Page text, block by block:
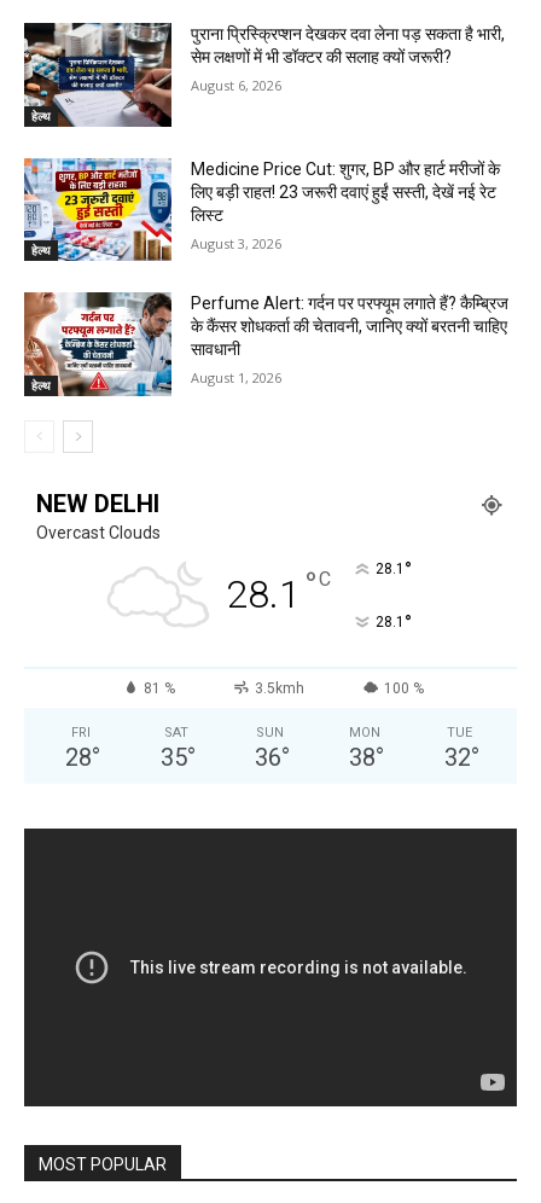
हेल्थ
पुराना प्रिस्क्रिप्शन देखकर दवा लेना पड़ सकता है भारी,
सेम लक्षणों में भी डॉक्टर की सलाह क्यों जरूरी?
August 6, 2026
हेल्थ
Medicine Price Cut: शुगर, BP और हार्ट मरीजों के
लिए बड़ी राहत! 23 जरूरी दवाएं हुईं सस्ती, देखें नई रेट
लिस्ट
August 3, 2026
हेल्थ
Perfume Alert: गर्दन पर परफ्यूम लगाते हैं? कैम्ब्रिज
के कैंसर शोधकर्ता की चेतावनी, जानिए क्यों बरतनी चाहिए
सावधानी
August 1, 2026
NEW DELHI
Overcast Clouds
28.1 °C 28.1 °
28.1 °
81 % 3.5kmh 100 %
FRI
28°
SAT
35°
SUN
36°
MON
38°
TUE
32°
MOST POPULAR